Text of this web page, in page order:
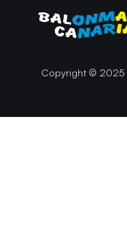
Copyright © 2025